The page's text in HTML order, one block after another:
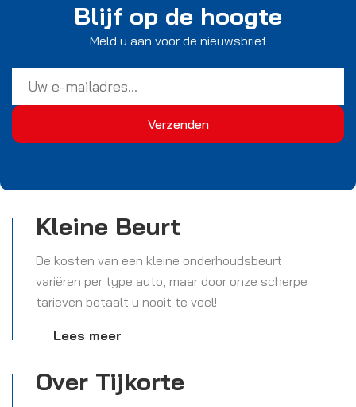
Blijf op de hoogte
Meld u aan voor de nieuwsbrief
Kleine Beurt
De kosten van een kleine onderhoudsbeurt
variëren per type auto, maar door onze scherpe
tarieven betaalt u nooit te veel!
Lees meer
Over Tijkorte